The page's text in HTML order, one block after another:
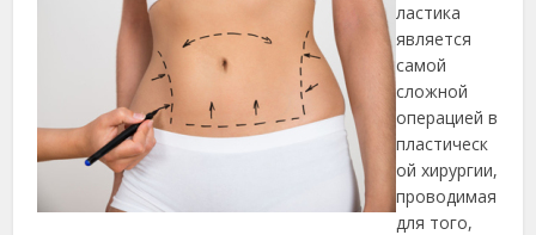
ластика
является
самой
сложной
операцией в
пластическ
ой хирургии,
проводимая
для того,